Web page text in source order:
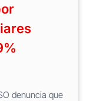
denuncia que